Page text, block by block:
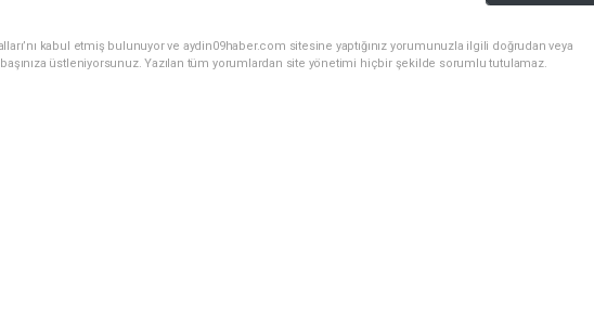
kabul etmiş bulunuyor ve aydin09haber.com sitesine yaptığınız yorumunuzla ilgili doğrudan veya
üstleniyorsunuz. Yazılan tüm yorumlardan site yönetimi hiçbir şekilde sorumlu tutulamaz.